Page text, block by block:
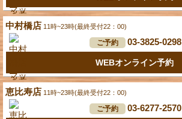
中村橋店 11時~23時(最終受付22：00)
ご予約 03-3825-0298
WEBオンライン予約
恵比寿店 11時~23時(最終受付22：00)
ご予約 03-6277-2570